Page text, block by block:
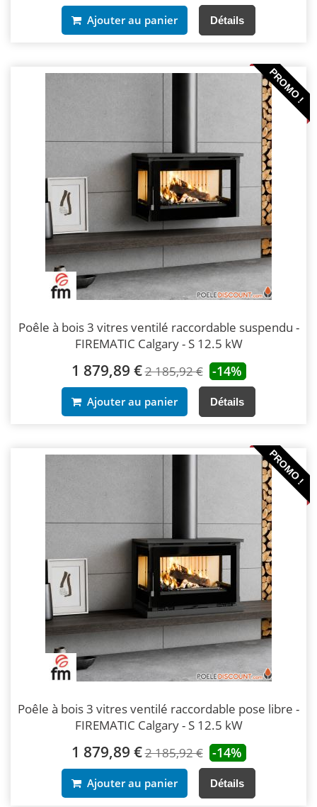
Ajouter au panier Détails
PROMO !
Poêle à bois 3 vitres ventilé raccordable suspendu -
FIREMATIC Calgary - S 12.5 kW
1 879,89 €2 185,92 € -14%
Ajouter au panier Détails
PROMO !
Poêle à bois 3 vitres ventilé raccordable pose libre -
FIREMATIC Calgary - S 12.5 kW
1 879,89 €2 185,92 € -14%
Ajouter au panier Détails